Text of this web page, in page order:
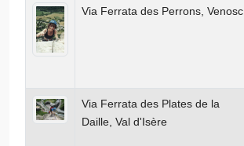
Via Ferrata des Perrons, Venosc
Via Ferrata des Plates de la
Daille, Val d'Isère